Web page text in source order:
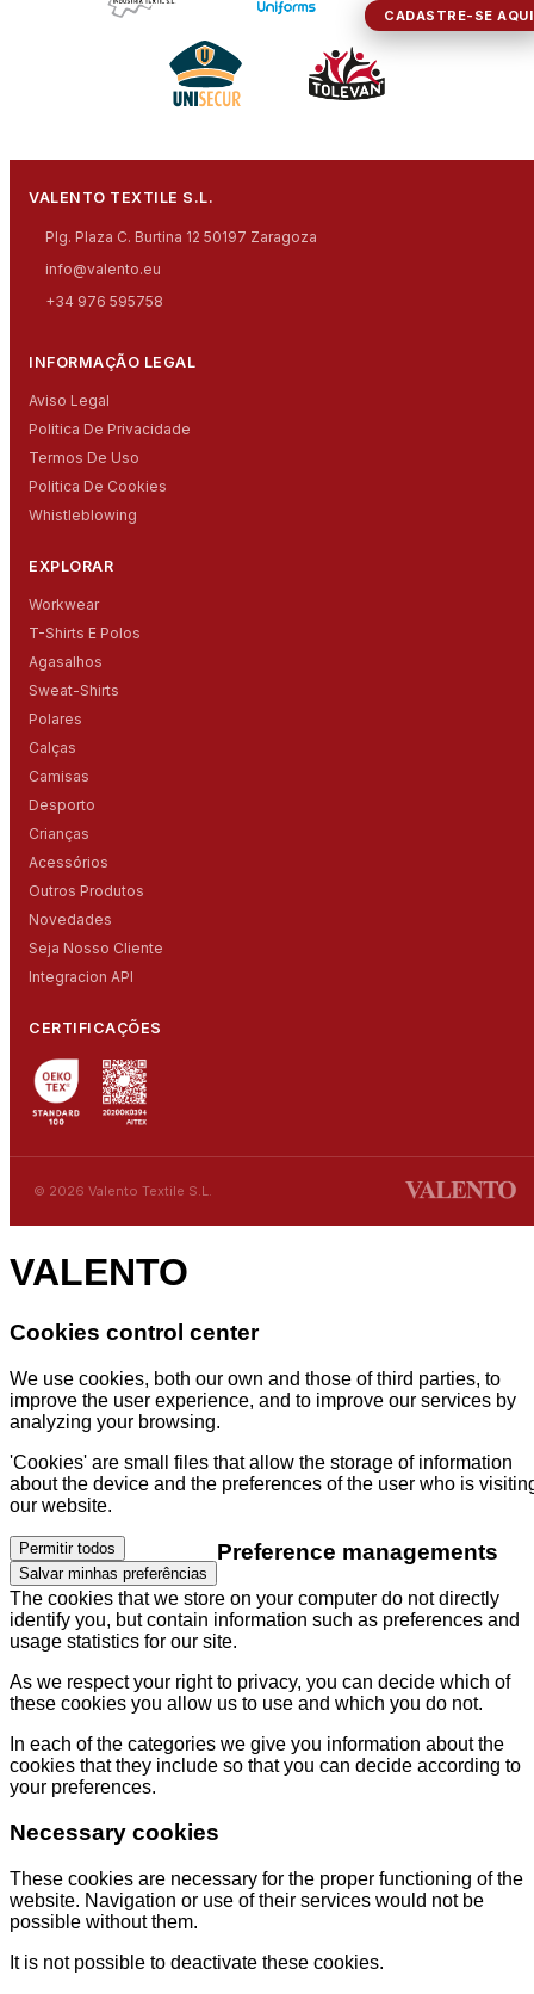
CADASTRE-SE AQUI
VALENTO TEXTILE S.L.
Plg. Plaza C. Burtina 12 50197 Zaragoza
info@valento.eu
+34 976 595758
INFORMAÇÃO LEGAL
Aviso Legal
Politica De Privacidade
Termos De Uso
Politica De Cookies
Whistleblowing
EXPLORAR
Workwear
T-Shirts E Polos
Agasalhos
Sweat-Shirts
Polares
Calças
Camisas
Desporto
Crianças
Acessórios
Outros Produtos
Novedades
Seja Nosso Cliente
Integracion API
CERTIFICAÇÕES
© 2026 Valento Textile S.L.
VALENTO
Cookies control center
We use cookies, both our own and those of third parties, to
improve the user experience, and to improve our services by
analyzing your browsing.
'Cookies' are small files that allow the storage of information
about the device and the preferences of the user who is
our website.
Permitir todos
Salvar minhas preferências
Preference managements
The cookies that we store on your computer do not directly
identify you, but contain information such as preferences and
usage statistics for our site.
As we respect your right to privacy, you can decide which of
these cookies you allow us to use and which you do not.
In each of the categories we give you information about the
cookies that they include so that you can decide according to
your preferences.
Necessary cookies
These cookies are necessary for the proper functioning of the
website. Navigation or use of their services would not be
possible without them.
It is not possible to deactivate these cookies.